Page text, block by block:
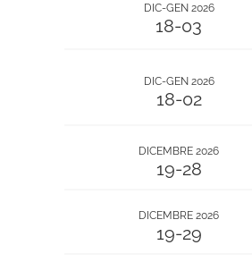
DIC-GEN 2026
18-03
DIC-GEN 2026
18-02
DICEMBRE 2026
19-28
DICEMBRE 2026
19-29